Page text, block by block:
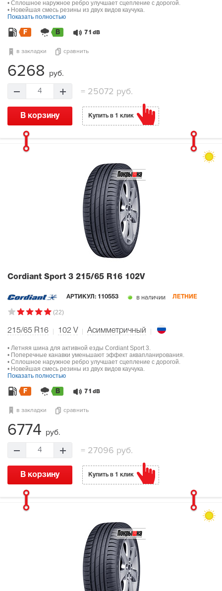
• Сплошное наружное ребро улучшает сцепление с дорогой.
• Новейшая смесь резины из двух видов каучука.
Показать полностью
F B 71 dB
в закладки сравнить
6268 руб.
4 = 25072 руб.
В корзину Купить в 1 клик
Cordiant Sport 3 215/65 R16 102V
АРТИКУЛ: 110553 в наличии ЛЕТНИЕ
(22)
215/65 R16 102 V Асимметричный
• Летняя шина для активной езды Cordiant Sport 3.
• Поперечные канавки уменьшают эффект аквапланирования.
• Сплошное наружное ребро улучшает сцепление с дорогой.
• Новейшая смесь резины из двух видов каучука.
Показать полностью
F B 71 dB
в закладки сравнить
6774 руб.
4 = 27096 руб.
В корзину Купить в 1 клик